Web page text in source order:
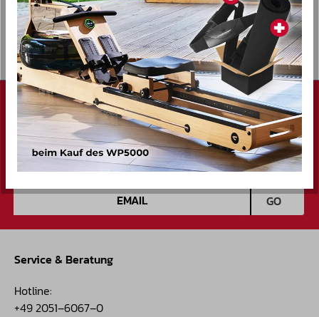
noch immer das, welches gerne benutzt
wird“.
NEWSLETTER
Melde dich bei unserem Newsletter an und erhalte
regelmäßig tolle Angebote und spannende
Informationen zum Thema Sport! **
E-Mail-Adresse
GO
Service & Beratung
Hotline:
+49 2051–6067–0